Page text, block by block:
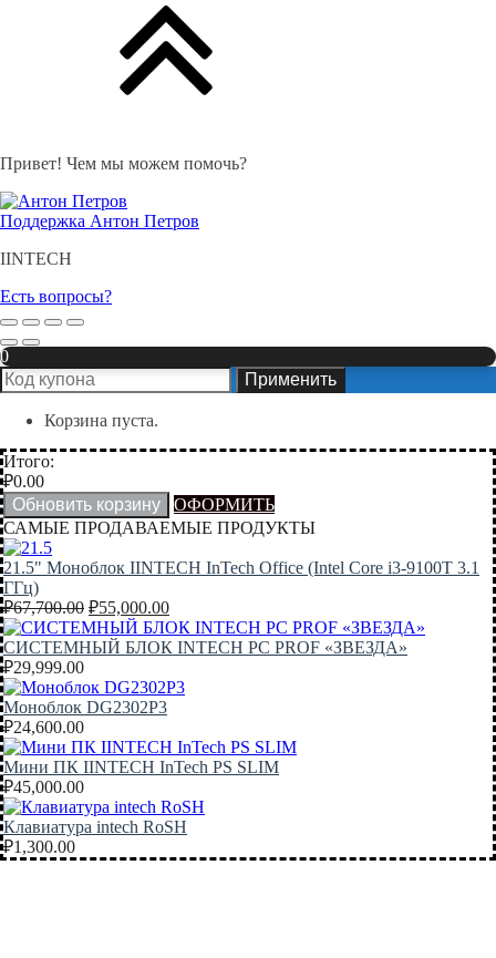
Привет! Чем мы можем помочь?
Поддержка Антон Петров
IINTECH
Есть вопросы?
0
Применить
Корзина пуста.
Итого:
₽0.00
Обновить корзину
ОФОРМИТЬ
САМЫЕ ПРОДАВАЕМЫЕ ПРОДУКТЫ
21.5" Моноблок IINTECH InTech Office (Intel Core i3-9100T 3.1
ГГц)
₽67,700.00 Первоначальная
цена
составляла
₽55,000.00Текущая
цена:
₽55,000.00.
СИСТЕМНЫЙ БЛОК INTECH PC PROF «ЗВЕЗДА»
₽29,999.00
Моноблок DG2302P3
₽24,600.00
Мини ПК IINTECH InTech PS SLIM
₽45,000.00
Клавиатура intech RoSH
₽1,300.00